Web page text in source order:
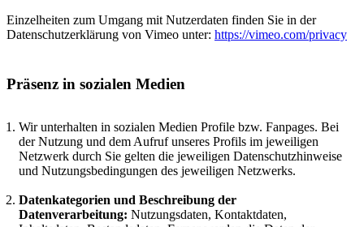
Einzelheiten zum Umgang mit Nutzerdaten finden Sie in der
Datenschutzerklärung von Vimeo unter: https://vimeo.com/privacy
Präsenz in sozialen Medien
Wir unterhalten in sozialen Medien Profile bzw. Fanpages. Bei
der Nutzung und dem Aufruf unseres Profils im jeweiligen
Netzwerk durch Sie gelten die jeweiligen Datenschutzhinweise
und Nutzungsbedingungen des jeweiligen Netzwerks.
Datenkategorien und Beschreibung der
Datenverarbeitung: Nutzungsdaten, Kontaktdaten,